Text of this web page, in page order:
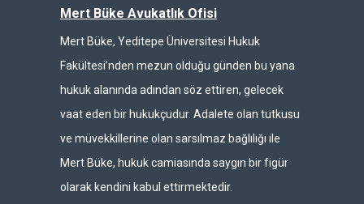
Mert Büke Avukatlık Ofisi
Mert Büke, Yeditepe Üniversitesi Hukuk
Fakültesi’nden mezun olduğu günden bu yana
hukuk alanında adından söz ettiren, gelecek
vaat eden bir hukukçudur. Adalete olan tutkusu
ve müvekkillerine olan sarsılmaz bağlılığı ile
Mert Büke, hukuk camiasında saygın bir figür
olarak kendini kabul ettirmektedir.